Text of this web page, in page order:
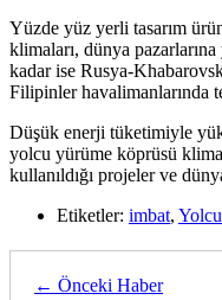
Yüzde yüz yerli tasarım
klimaları, dünya
kadar ise Rusya-
Filipinler havalimanlarında
Düşük enerji tüketimiyle
yolcu yürüme köprüsü
kullanıldığı projeler ve
Etiketler: imbat,
← Önceki Haber